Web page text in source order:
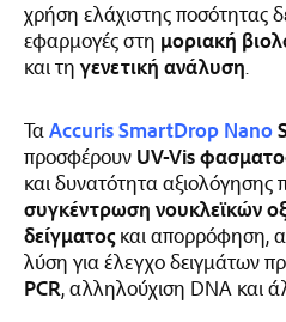
χρήση ελάχιστης ποσότητας
εφαρμογές στη μοριακή
και τηγενετική ανάλυση
Τα Accuris SmartDrop Nano
προσφέρουν UV-Vis
και δυνατότητα
συγκέντρωση νουκλεϊκών
δείγματος και απορρόφηση,
λύση για έλεγχο δειγμάτων
PCR, αλληλούχιση DNA και